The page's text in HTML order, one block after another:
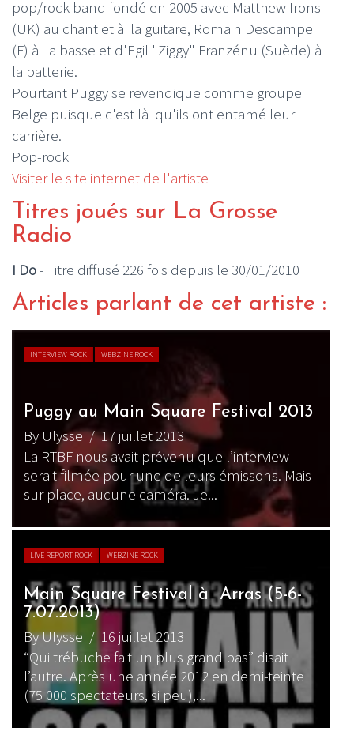
pop/rock band fondé en 2005 avec Matthew Irons
(UK) au chant et à la guitare, Romain Descampe
(F) à la basse et d'Egil "Ziggy" Franzénu (Suède) à
la batterie.
Pourtant Puggy se revendique comme groupe
Belge puisque c'est là qu'ils ont entamé leur
carrière.
Pop-rock
Visiter le site internet de l'artiste
Titres joués sur La Grosse
Radio
I Do- Titre diffusé 226 fois depuis le 30/01/2010
Articles parlant de cet artiste :
INTERVIEW ROCK WEBZINE ROCK
Puggy au Main Square Festival 2013
By Ulysse/ 17 juillet 2013
La RTBF nous avait prévenu que l’interview
serait filmée pour une de leurs émissons. Mais
sur place, aucune caméra. Je...
LIVE REPORT ROCK WEBZINE ROCK
Main Square Festival à Arras (5-6-
7.07.2013)
By Ulysse / 16 juillet 2013
“Qui trébuche fait un plus grand pas” disait
l’autre. Après une année 2012 en demi-teinte
(75 000 spectateurs, si peu),...